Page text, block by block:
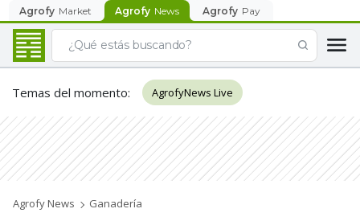
Agrofy Market Agrofy News Agrofy Pay
Temas del momento: AgrofyNews Live
Agrofy News Ganadería